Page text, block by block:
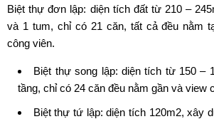
Biệt thự đơn lập: diện tích đất từ 210 –
và 1 tum, chỉ có 21 căn, tất cả đều nằm
công viên.
Biệt thự song lập: diện tích từ 150 –
tầng, chỉ có 24 căn đều nằm gần và view
Biệt thự tứ lập: diện tích 120m2, xây